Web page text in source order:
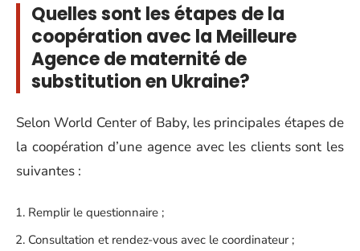
Quelles sont les étapes de la
coopération avec la Meilleure
Agence de maternité de
substitution en Ukraine?
Selon World Center of Baby, les principales étapes de
la coopération d’une agence avec les clients sont les
suivantes :
Remplir le questionnaire ;
Consultation et rendez-vous avec le coordinateur ;